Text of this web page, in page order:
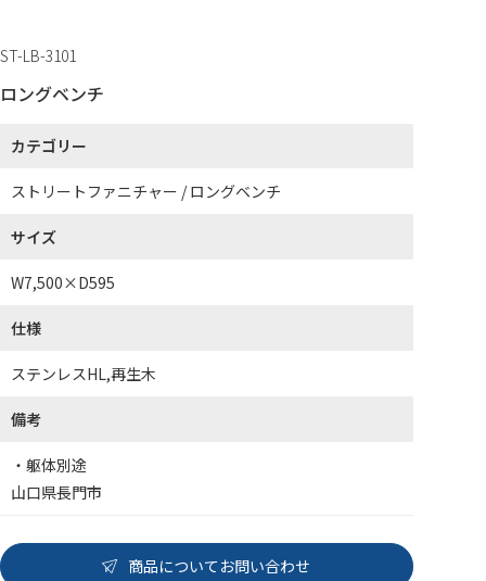
ST-LB-3101
ロングベンチ
カテゴリー
ストリートファニチャー / ロングベンチ
サイズ
W7,500×D595
仕様
ステンレスHL,再生木
備考
・躯体別途
山口県長門市
商品についてお問い合わせ